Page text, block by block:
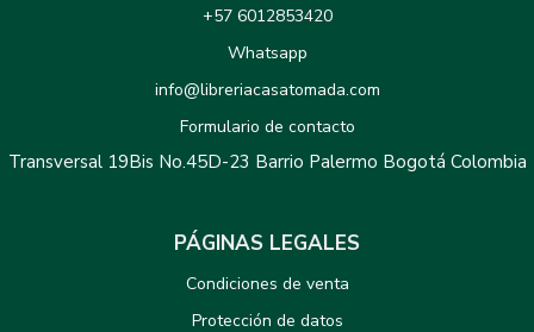
+57 6012853420
Whatsapp
info@libreriacasatomada.com
Formulario de contacto
Transversal 19Bis No.45D-23 Barrio Palermo Bogotá Colombia
PÁGINAS LEGALES
Condiciones de venta
Protección de datos